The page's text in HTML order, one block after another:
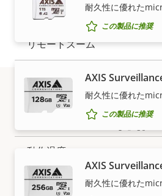
パ
テ
ィ
の
説
ロ
パ
テ
ィ
値
リモートフォーカス
リモートズーム
内蔵IR
ローカルストレージ (メモリー
カードスロット)
動作温度
屋外対応
耐久性に優れた
この製品に推奨
AXIS
耐久性に優れた
この製品に推奨
AXIS
耐久性に優れた
販売終了製品を表示
保証